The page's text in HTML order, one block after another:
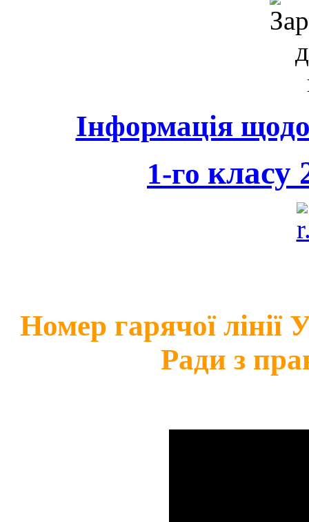
Інформація
1-го класу
Номер гарячої лінії
Ради з